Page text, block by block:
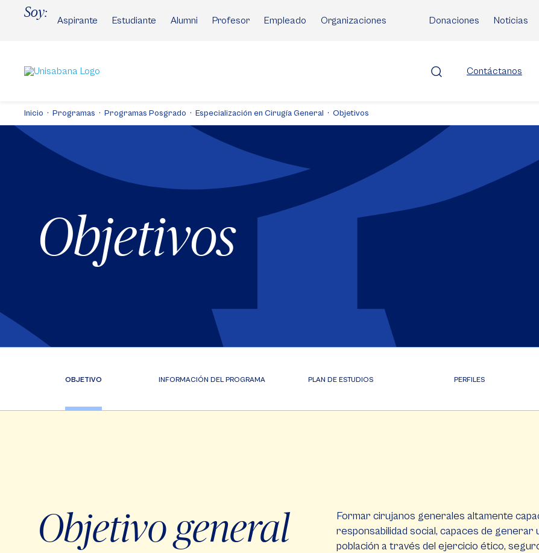
Soy:
Aspirante Estudiante Alumni Profesor Empleado Organizaciones Donaciones Noticias
Contáctanos
Inicio Programas Programas Posgrado Especialización en Cirugía General Objetivos
Objetivos
OBJETIVO INFORMACIÓN DEL PROGRAMA PLAN DE ESTUDIOS PERFILES
Objetivo general
Formar cirujanos generales altamente
responsabilidad social, capaces de generar
población a través del ejercicio ético,